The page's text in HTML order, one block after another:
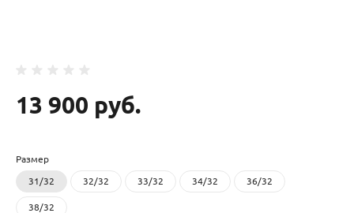
13 900 руб.
Размер
31/32 32/32 33/32 34/32 36/32
38/32